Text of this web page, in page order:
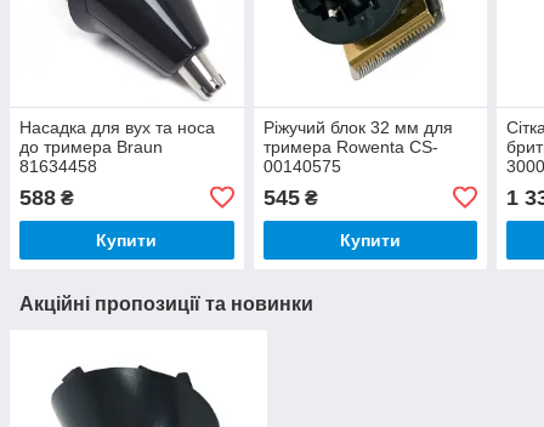
Насадка для вух та носа
до тримера Braun
81634458
588 ₴
Купити
Ріжучий блок 32 мм для
тримера Rowenta CS-
00140575
545₴
Купити
1
Акційні пропозиції та новинки